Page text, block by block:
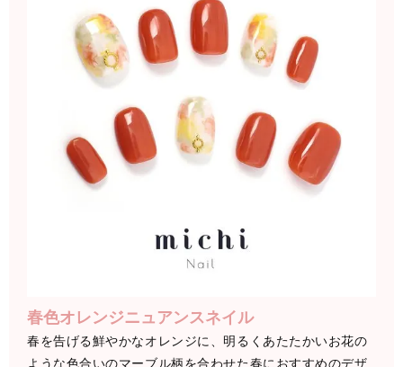
春色オレンジニュアンスネイル
春を告げる鮮やかなオレンジに、明るくあたたかいお花の
ような色合いのマーブル柄を合わせた春におすすめのデザ